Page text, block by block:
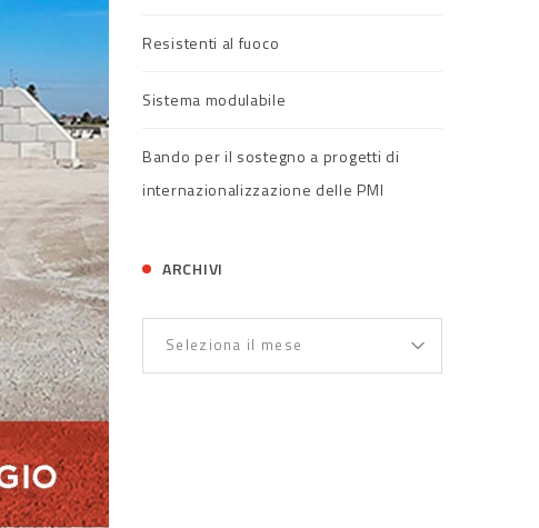
Resistenti al fuoco
Sistema modulabile
Bando per il sostegno a progetti di
internazionalizzazione delle PMI
ARCHIVI